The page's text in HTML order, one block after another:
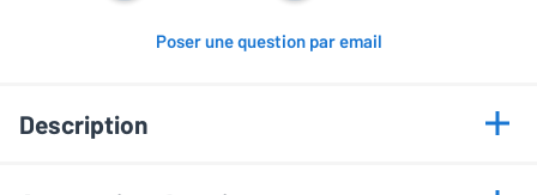
Poser une question par email
Description